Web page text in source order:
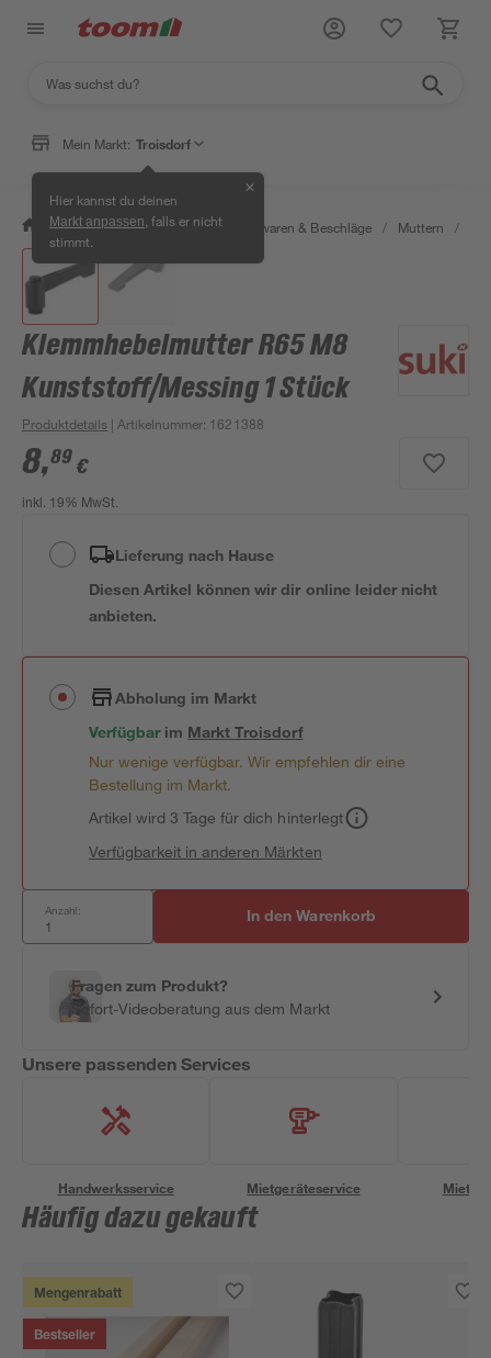
Mein Markt: Troisdorf
Hier kannst du deinen
Markt anpassen , falls er nicht
stimmt.
✕
/ Werkstatt & Maschinen / Eisenwaren & Beschläge / Muttern /
Klemmhebelmutter R65 M8
Kunststoff/Messing 1 Stück
Produktdetails | Artikelnummer: 1621388
8,89 €
inkl. 19% MwSt.
Lieferung nach Hause
Diesen Artikel können wir dir online leider nicht
anbieten.
Abholung im Markt
Verfügbar im MarktTroisdorf
Nur wenige verfügbar. Wir empfehlen dir eine
Bestellung im Markt.
Artikel wird 3 Tage für dich hinterlegt
Verfügbarkeit in anderen Märkten
Anzahl: In den Warenkorb
Fragen zum Produkt?
Sofort-Videoberatung aus dem Markt
Unsere passenden Services
Handwerksservice Mietgeräteservice
Häufig dazu gekauft
Mengenrabatt
Bestseller